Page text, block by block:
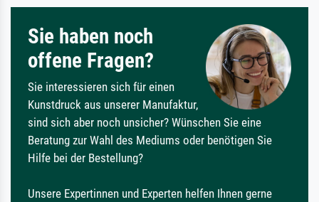
Sie haben noch
offene Fragen?
Sie interessieren sich für einen
Kunstdruck aus unserer Manufaktur,
sind sich aber noch unsicher? Wünschen Sie eine
Beratung zur Wahl des Mediums oder benötigen Sie
Hilfe bei der Bestellung?
Unsere Expertinnen und Experten helfen Ihnen gerne